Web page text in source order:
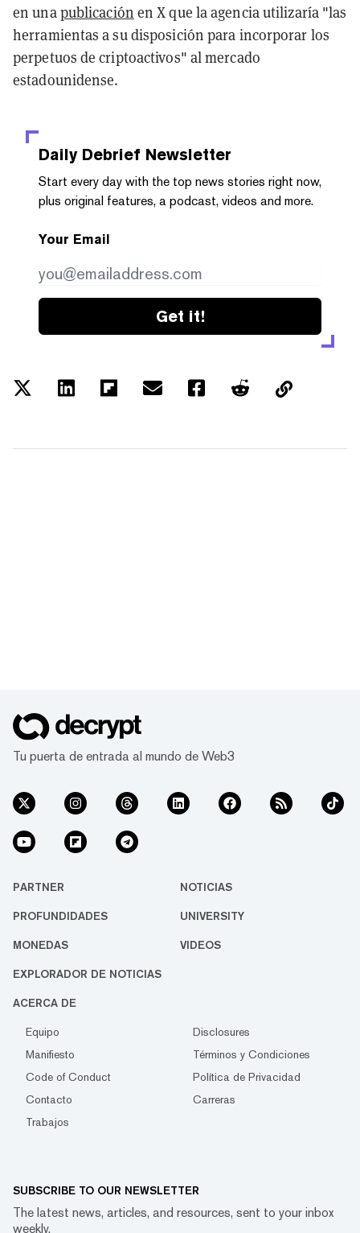
en unapublicación en X que la agencia utilizaría "las
herramientas a su disposición para incorporar los
perpetuos de criptoactivos" al mercado
estadounidense.
Daily Debrief Newsletter
Start every day with the top news stories right now,
plus original features, a podcast, videos and more.
Your Email
Get it!
Tu puerta de entrada al mundo de Web3
PARTNER NOTICIAS
PROFUNDIDADES UNIVERSITY
MONEDAS VIDEOS
EXPLORADOR DE NOTICIAS
ACERCA DE
Equipo
Disclosures
Manifiesto
Términos y Condiciones
Code of Conduct
Política de Privacidad
Contacto
Carreras
Trabajos
SUBSCRIBE TO OUR NEWSLETTER
The latest news, articles, and resources, sent to your inbox
weekly.